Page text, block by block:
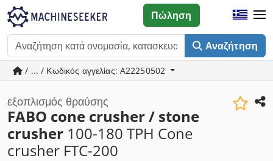
Αναζήτηση
Πώληση
/ ... / Κωδικός αγγελίας: A22250502
εξοπλισμός θραύσης
FABO cone crusher / stone
crusher 100-180 TPH Cone
crusher FTC-200